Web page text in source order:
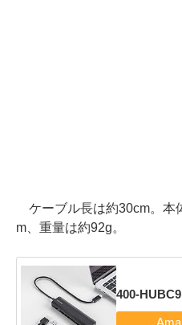
ケーブル長は約30cm。本
m、重量は約92g。
400-